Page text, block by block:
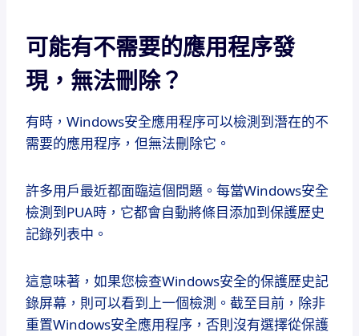
可能有不需要的應用程序發
現，無法刪除？
有時，Windows安全應用程序可以檢測到潛在的不
需要的應用程序，但無法刪除它。
許多用戶最近都面臨這個問題。每當Windows安全
檢測到PUA時，它都會自動將條目添加到保護歷史
記錄列表中。
這意味著，如果您檢查Windows安全的保護歷史記
錄屏幕，則可以看到上一個檢測。截至目前，除非
重置Windows安全應用程序，否則沒有選擇從保護